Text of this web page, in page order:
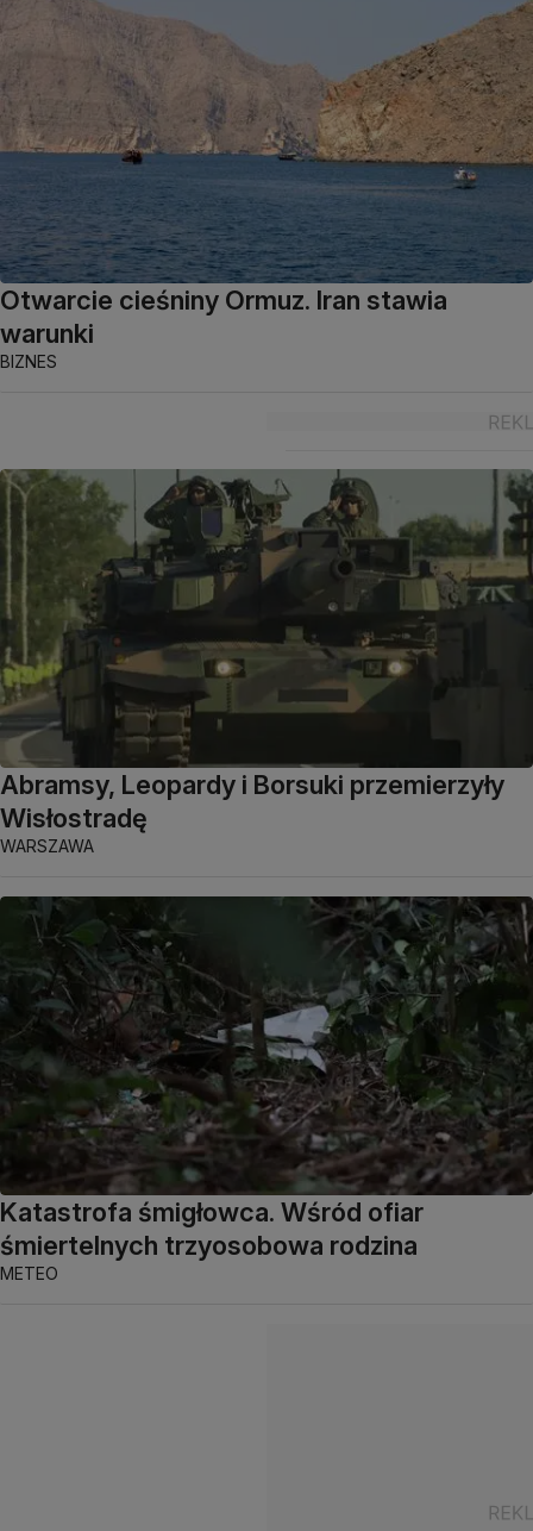
Otwarcie cieśniny Ormuz. Iran stawia
warunki
BIZNES
Abramsy, Leopardy i Borsuki przemierzyły
Wisłostradę
WARSZAWA
Katastrofa śmigłowca. Wśród ofiar
śmiertelnych trzyosobowa rodzina
METEO